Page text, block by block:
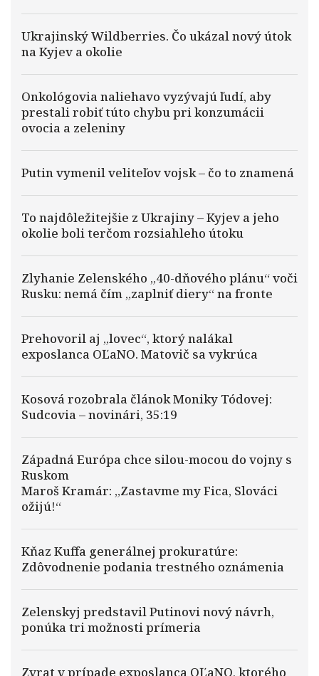
Ukrajinský Wildberries. Čo ukázal nový útok
na Kyjev a okolie
Onkológovia naliehavo vyzývajú ľudí, aby
prestali robiť túto chybu pri konzumácii
ovocia a zeleniny
Putin vymenil veliteľov vojsk – čo to znamená
To najdôležitejšie z Ukrajiny – Kyjev a jeho
okolie boli terčom rozsiahleho útoku
Zlyhanie Zelenského „40-dňového plánu“ voči
Rusku: nemá čím „zaplniť diery“ na fronte
Prehovoril aj „lovec“, ktorý nalákal
exposlanca OĽaNO. Matovič sa vykrúca
Kosová rozobrala článok Moniky Tódovej:
Sudcovia – novinári, 35:19
Západná Európa chce silou-mocou do vojny s
Ruskom
Maroš Kramár: „Zastavme my Fica, Slováci
ožijú!“
Kňaz Kuffa generálnej prokuratúre:
Zdôvodnenie podania trestného oznámenia
Zelenskyj predstavil Putinovi nový návrh,
ponúka tri možnosti prímeria
Zvrat v prípade exposlanca OĽaNO, ktorého